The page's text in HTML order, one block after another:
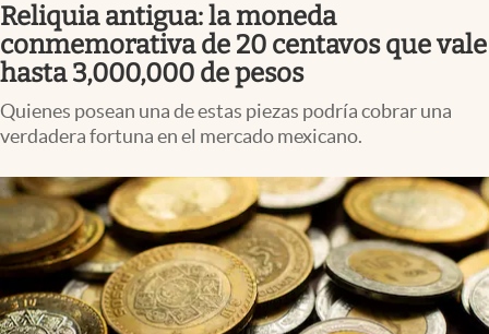
Pc y celular
Vida y estilo
Tv
Espiritualidad
Mediakit
abre en nueva pestaña
México
Reliquia antigua: la moneda
conmemorativa de 20 centavos que vale
hasta 3,000,000 de pesos
Quienes posean una de estas piezas podría cobrar una
verdadera fortuna en el mercado mexicano.